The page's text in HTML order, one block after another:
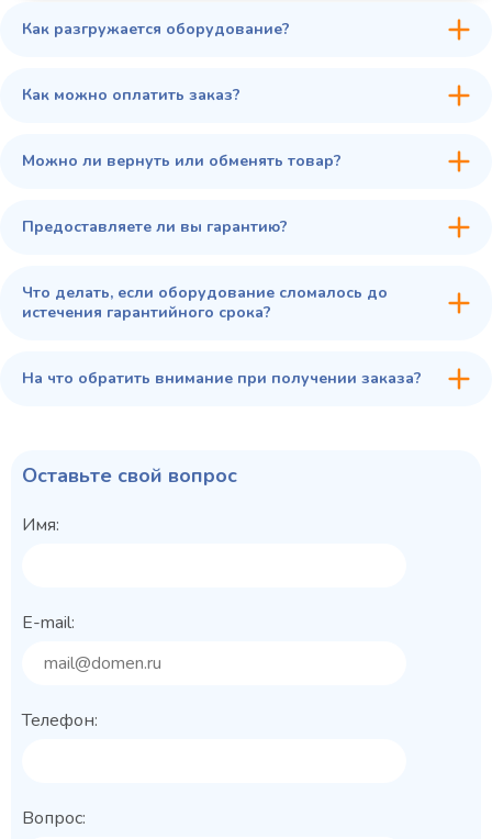
45 900 ₽
Как разгружается оборудование?
Как можно оплатить заказ?
Можно ли вернуть или обменять товар?
Предоставляете ли вы гарантию?
Что делать, если оборудование сломалось до
истечения гарантийного срока?
На что обратить внимание при получении заказа?
Оставьте свой вопрос
Имя:
E-mail:
Телефон:
Вопрос: